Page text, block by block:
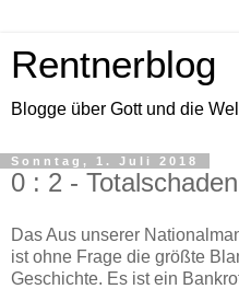
Rentnerblog
Blogge über Gott und die
Sonntag, 1. Juli 2018
0 : 2 - Totalschaden
Das Aus unserer
ist ohne Frage die größte
Geschichte. Es ist ein